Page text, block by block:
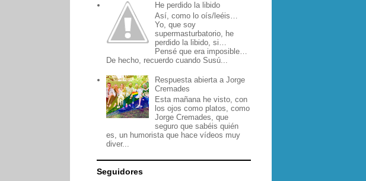
He perdido la libido
Así, como lo oís/leéis…
Yo, que soy
supermasturbatorio, he
perdido la libido, si…
Pensé que era imposible…
De hecho, recuerdo cuando Susú...
Respuesta abierta a Jorge
Cremades
Esta mañana he visto, con
los ojos como platos, como
Jorge Cremades, que
seguro que sabéis quién
es, un humorista que hace vídeos muy
diver...
Seguidores